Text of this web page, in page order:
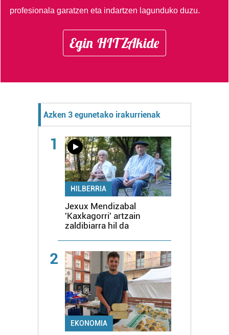
profesionala garatzen eta indartzen lagunduko duzu.
Egin HITZAkide
Azken 3 egunetako irakurrienak
1
HILBERRIA
Jexux Mendizabal
'Kaxkagorri' artzain
zaldibiarra hil da
2
EKONOMIA